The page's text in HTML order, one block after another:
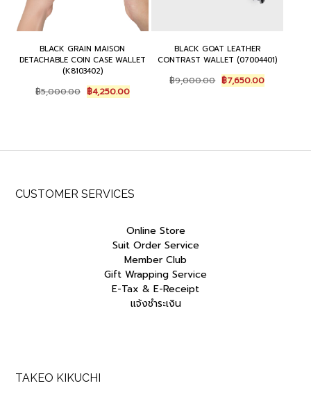
BLACK GRAIN MAISON
DETACHABLE COIN CASE WALLET
(K8103402)
฿5,000.00 Original
price
฿4,250.00Current
price
BLACK GOAT LEATHER
CONTRAST WALLET (07004401)
฿9,000.00 Original
price
฿7,650.00Current
price
CUSTOMER SERVICES
Online Store
Suit Order Service
Member Club
Gift Wrapping Service
E-Tax & E-Receipt
แจ้งชำระเงิน
TAKEO KIKUCHI